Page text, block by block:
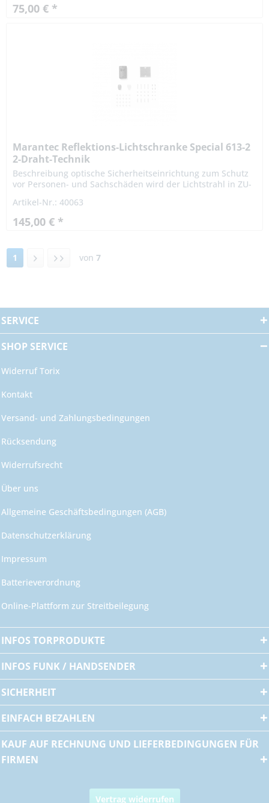
75,00 € *
Marantec Reflektions-Lichtschranke Special 613-2
2-Draht-Technik
Beschreibung optische Sicherheitseinrichtung zum Schutz
vor Personen- und Sachschäden wird der Lichtstrahl in ZU-
Antriebssystem....
Artikel-Nr.: 40063
145,00 € *
1 von 7
SERVICE
SHOP SERVICE
Widerruf Torix
Kontakt
Versand- und Zahlungsbedingungen
Rücksendung
Widerrufsrecht
Über uns
Allgemeine Geschäftsbedingungen (AGB)
Datenschutzerklärung
Impressum
Batterieverordnung
Online-Plattform zur Streitbeilegung
INFOS TORPRODUKTE
INFOS FUNK / HANDSENDER
SICHERHEIT
EINFACH BEZAHLEN
KAUF AUF RECHNUNG UND LIEFERBEDINGUNGEN FÜR
FIRMEN
Vertrag widerrufen